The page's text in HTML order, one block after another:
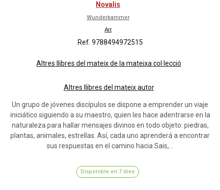
Novalis
Wunderkammer
Art
Ref. 9788494972515
Altres llibres del mateix de la mateixa col·lecció
Altres llibres del mateix autor
Un grupo de jóvenes discípulos se dispone a emprender un viaje
iniciático siguiendo a su maestro, quien les hace adentrarse en la
naturaleza para hallar mensajes divinos en todo objeto: piedras,
plantas, animales, estrellas. Así, cada uno aprenderá a encontrar
sus respuestas en el camino hacia Sais,...
Disponible en 7 dies